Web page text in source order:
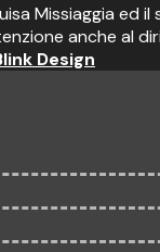
Missiaggia ed
anche al
Design